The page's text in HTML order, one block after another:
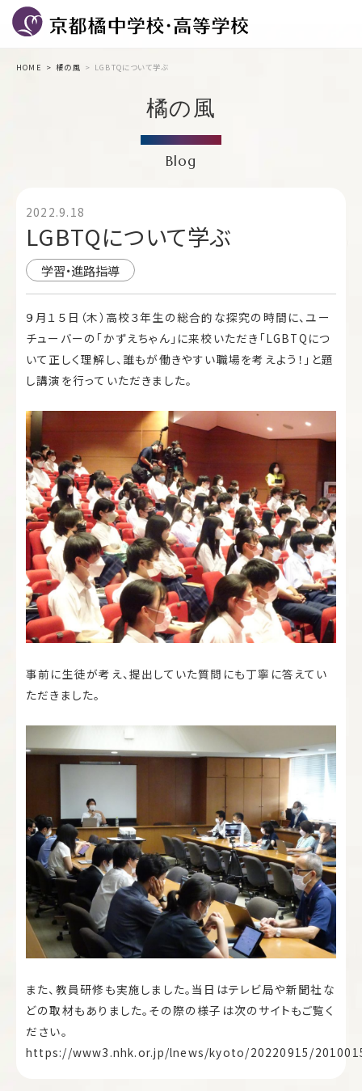
HOME 橘の風 LGBTQについて学ぶ
橘の風
Blog
2022.9.18
LGBTQについて学ぶ
学習・進路指導
９月１５日（木）高校３年生の総合的な探究の時間に、ユー
チューバーの「かずえちゃん」に来校いただき「LGBTQにつ
いて正しく理解し、誰もが働きやすい職場を考えよう！」と題
し講演を行っていただきました。
事前に生徒が考え、提出していた質問にも丁寧に答えてい
ただきました。
また、教員研修も実施しました。当日はテレビ局や新聞社な
どの取材もありました。その際の様子は次のサイトもご覧く
ださい。
https://www3.nhk.or.jp/lnews/kyoto/20220915/